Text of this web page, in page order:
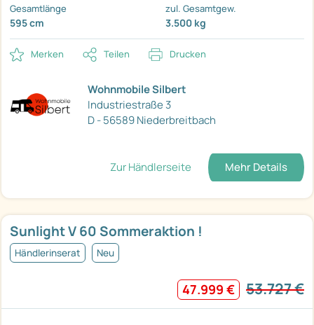
Gesamtlänge
595 cm
zul. Gesamtgew.
3.500 kg
Merken Teilen Drucken
Wohnmobile Silbert
Industriestraße 3
D - 56589 Niederbreitbach
Zur Händlerseite Mehr Details
Sunlight V 60 Sommeraktion !
Händlerinserat Neu
47.999 € 53.727 €